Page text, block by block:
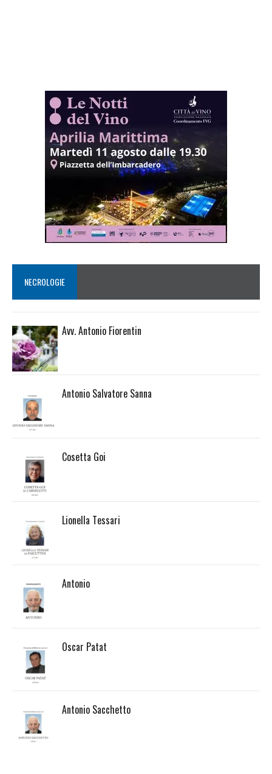
NECROLOGIE
Avv. Antonio Fiorentin
Antonio Salvatore Sanna
Cosetta Goi
Lionella Tessari
Antonio
Oscar Patat
Antonio Sacchetto